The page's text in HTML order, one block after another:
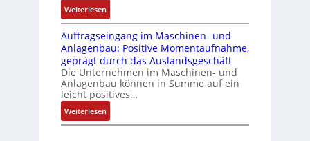
b
e
r
w
a
u
e
g
r
a
d
M
L
3
f
u
e
r
u
n
g
o
n
G
V
u
n
d
R
o
u
k
t
u
r
3
6
f
e
h
l
e
n
4
,
Weiterlesen:
A
l
l
A
b
o
u
t
A
Auftragseingang im Maschinen- und
Anlagenbau: Positive Momentaufnahme,
geprägt durch das Auslandsgeschäft
Die Unternehmen im Maschinen- und
Anlagenbau können in Summe auf ein
leicht positives…
Weiterlesen:
A